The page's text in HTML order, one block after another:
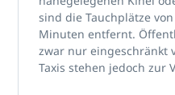
sind die Tauchplätze
Minuten entfernt.
zwar nur eingeschränkt
Taxis stehen jedoch zur